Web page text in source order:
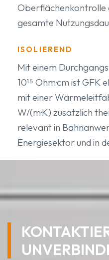
Oberflächenkontrolle
gesamte
ISOLIEREND
Mit einem
10¹⁵ Ohm·cm ist
mit einer
W/(m·K) zusätzlich
relevant in
Energiesektor und in